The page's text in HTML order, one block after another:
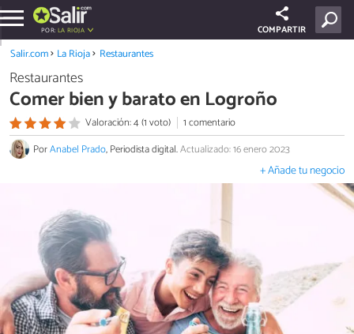
POR: LA RIOJA COMPARTIR
Salir.com La Rioja Restaurantes
Restaurantes
Comer bien y barato en Logroño
Valoración: 4 (1 voto)
1 comentario
PorAnabel Prado, Periodista digital.Actualizado: 16 enero 2023
+ Añade tu negocio